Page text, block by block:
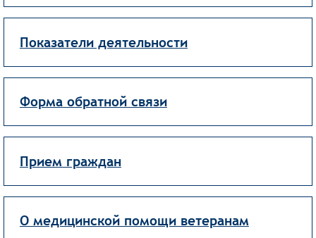
Показатели деятельности
Форма обратной связи
Прием граждан
О медицинской помощи ветеранам